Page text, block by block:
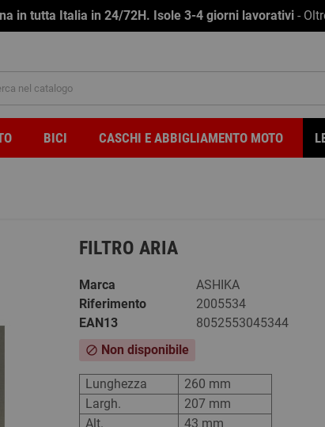
in tutta Italia in 24/72H. Isole 3-4 giorni lavorativi -
BICI CASCHI E ABBIGLIAMENTO MOTO
FILTRO ARIA
Marca
ASHIKA
Riferimento
2005534
EAN13
8052553045344
block Non disponibile
Lunghezza
260 mm
Largh.
207 mm
Alt.
43 mm